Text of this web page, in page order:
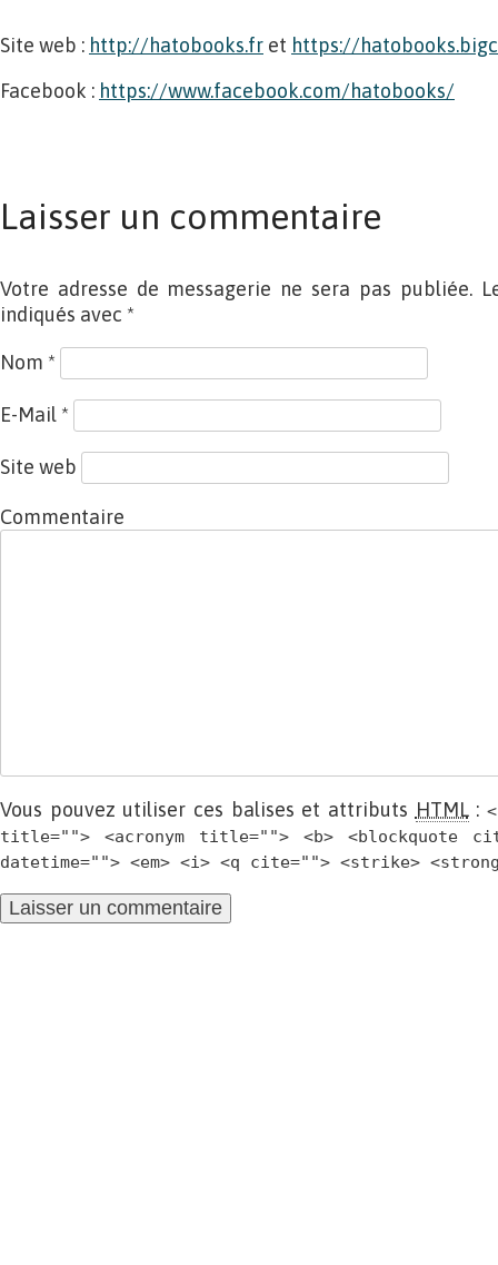
Site web : http://hatobooks.fr et https://
Facebook : https://www.facebook.com/hatobooks/
Laisser un commentaire
Votre adresse de messagerie ne sera pas publiée.
indiqués avec *
Nom *
E-Mail *
Site web
Commentaire
Vous pouvez utiliser ces balises et attributs HTML:
title=""> <acronym title=""> <b> <blockquote
datetime=""> <em> <i> <q cite=""> <strike>